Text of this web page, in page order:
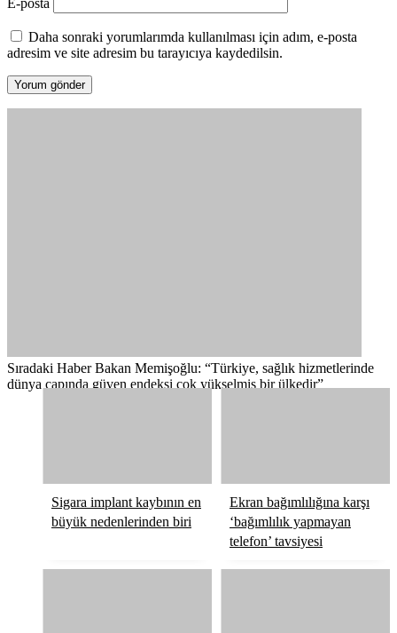
E-posta
Daha sonraki yorumlarımda kullanılması için adım, e-posta
adresim ve site adresim bu tarayıcıya kaydedilsin.
Sıradaki Haber Bakan Memişoğlu: “Türkiye, sağlık hizmetlerinde
dünya çapında güven endeksi çok yükselmiş bir ülkedir”
Sigara implant kaybının en
büyük nedenlerinden biri
Ekran bağımlılığına karşı
‘bağımlılık yapmayan
telefon’ tavsiyesi